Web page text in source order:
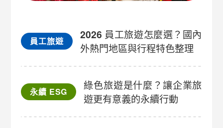
員工旅遊
2026 員工旅遊怎麼選？國內
外熱門地區與行程特色整理
永續 ESG
綠色旅遊是什麼？讓企業旅
遊更有意義的永續行動